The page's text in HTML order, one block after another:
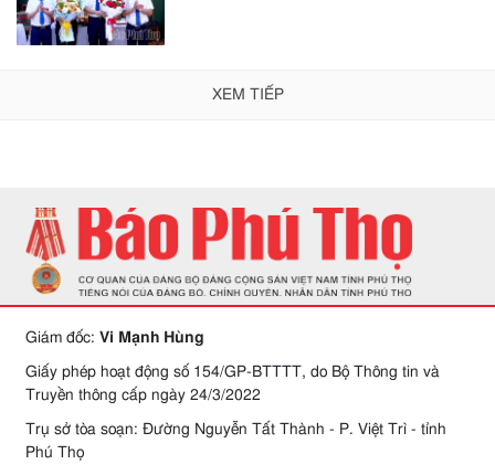
XEM TIẾP
Giám đốc: Vi Mạnh Hùng
Giấy phép hoạt động số 154/GP-BTTTT, do Bộ Thông tin và
Truyền thông cấp ngày 24/3/2022
Trụ sở tòa soạn: Đường Nguyễn Tất Thành - P. Việt Trì - tỉnh
Phú Thọ